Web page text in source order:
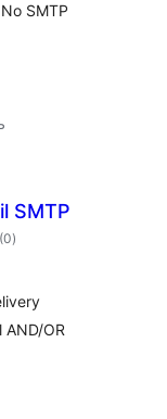
SMTP
SMTP
(0загальний
рейтинг
)
OR